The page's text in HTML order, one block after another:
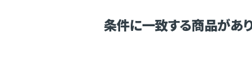
条件に一致する商品があ